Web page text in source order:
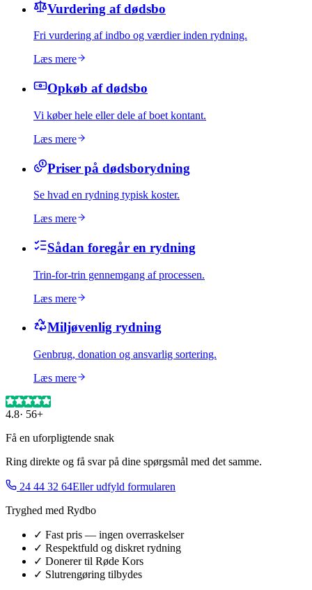
Vurdering af dødsbo
Fri vurdering af indbo og værdier inden rydning.
Læs mere
Opkøb af dødsbo
Vi køber hele eller dele af boet kontant.
Læs mere
Priser på dødsborydning
Se hvad en rydning typisk koster.
Læs mere
Sådan foregår en rydning
Trin-for-trin gennemgang af processen.
Læs mere
Miljøvenlig rydning
Genbrug, donation og ansvarlig sortering.
Læs mere
4.8· 56+
Få en uforpligtende snak
Ring direkte og få svar på dine spørgsmål med det samme.
24 44 32 64Eller udfyld formularen
Tryghed med Rydbo
✓ Fast pris — ingen overraskelser
✓ Respektfuld og diskret rydning
✓ Donerer til Røde Kors
✓ Slutrengøring tilbydes